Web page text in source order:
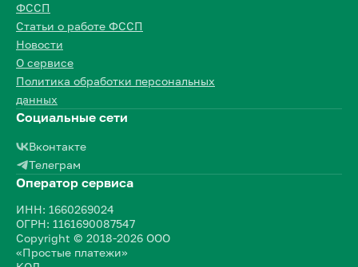
ФССП
Статьи о работе ФССП
Новости
О сервисе
Политика обработки персональных
данных
Социальные сети
Вконтакте
Телеграм
Оператор сервиса
ИНН: 1660269024
ОГРН: 1161690087547
Copyright © 2018-2026 ООО
«Простые платежи»